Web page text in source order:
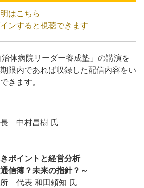
はこちら
ンすると視聴できます
体病院リーダー養成塾」の講演を
限内であれば収録した配信内容をい
きます。
長 中村昌樹 氏
ポイントと経営分析
信簿？未来の指針？～
所 代表 和田頼知 氏